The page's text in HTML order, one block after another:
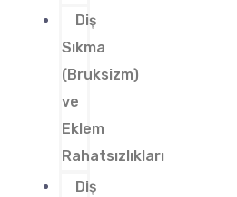
Diş
Sıkma
(Bruksizm)
ve
Eklem
Rahatsızlıkları
Diş